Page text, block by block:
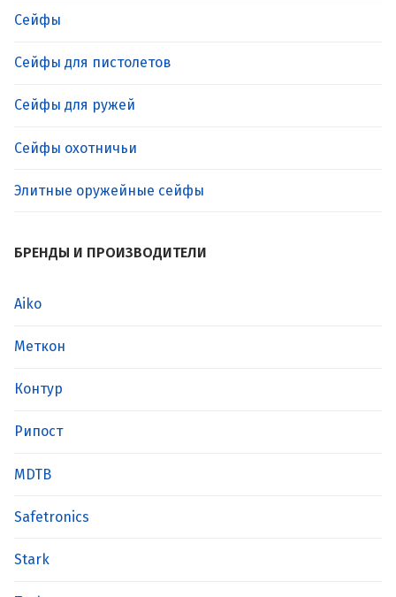
Сейфы
Сейфы для пистолетов
Сейфы для ружей
Сейфы охотничьи
Элитные оружейные сейфы
БРЕНДЫ И ПРОИЗВОДИТЕЛИ
Aiko
Меткон
Контур
Рипост
MDTB
Safetronics
Stark